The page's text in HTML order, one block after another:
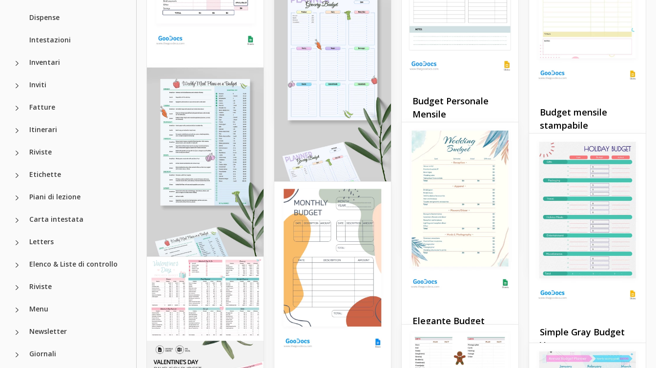
Dispense
Intestazioni
Inventari
Inviti
Fatture
Itinerari
Riviste
Etichette
Piani di lezione
Carta intestata
Letters
Elenco & Liste di controllo
Riviste
Menu
Newsletter
Giornali
Carino Budget
Settimanale
Entra in un mondo in cui il
budget diventa
un'avventura incantevole
con il modello Cute Weekly
Budget.
Google Sheets
Budget di viaggio
Google Slides
Budget Personale
Mensile
Prendi il controllo delle tue
finanze con il nostro
modello di Budget
Personale Mensile! Questo
modello facile da usare
semplifica il processo di
gestione del tuo reddito e
delle tue spese.
Google Slides
Pianificatore di
Spesa con un Budget
modello altamente
Elegante Budget
matrimonio color
beige
Budget mensile
stampabile
Presentiamo il nostro
strumento altamente
funzionale disponibile su
Google Slides. Questo
modello di budget mensile
stampabile personalizzato
è progettato con semplicità
e comodità in mente.
Google Slides
Simple Gray Budget
Vacanze